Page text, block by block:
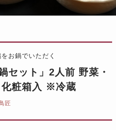
お鍋でいただく
セット」2人前 野菜・
化粧箱入 ※冷蔵
匠